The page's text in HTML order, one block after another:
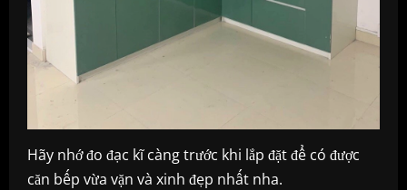
Hãy nhớ đo đạc kĩ càng trước khi lắp đặt để có được
căn bếp vừa vặn và xinh đẹp nhất nha.